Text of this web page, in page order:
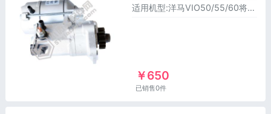
适用机型:洋马VIO50/55/60将电能转化成动能，从而启动引擎。
￥650
已销售0件